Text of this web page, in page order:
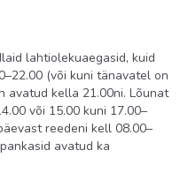
lahtiolekuaegasid, kuid
(või kuni tänavatel on
avatud kella 21.00ni. Lõunat
või 15.00 kuni 17.00–
reedeni kell 08.00–
avatud ka